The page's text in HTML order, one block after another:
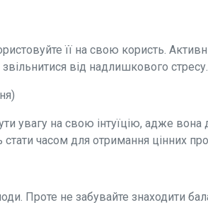
її на свою користь.
від надлишкового стресу.
увагу на свою інтуїцію, адже
часом для отримання цінних
Проте не забувайте знаходити